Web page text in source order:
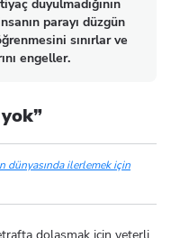
duyulmadığının
parayı düzgün
sınırlar ve
engeller.
dünyasında ilerlemek için